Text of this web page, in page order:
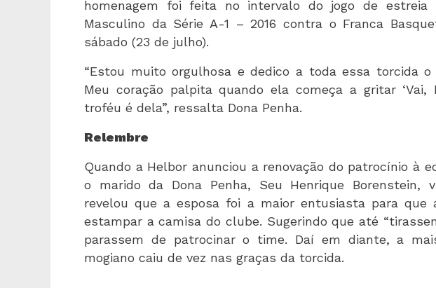
homenagem foi feita no intervalo do jogo de estreia
Masculino da Série A-1 – 2016 contra o Franca
sábado (23 de julho).
“Estou muito orgulhosa e dedico a toda essa torcida
Meu coração palpita quando ela começa a gritar ‘Vai,
troféu é dela”, ressalta Dona Penha.
Relembre
Quando a Helbor anunciou a renovação do patrocínio à
o marido da Dona Penha, Seu Henrique Borenstein,
revelou que a esposa foi a maior entusiasta para que
estampar a camisa do clube. Sugerindo que até
parassem de patrocinar o time. Daí em diante, a
mogiano caiu de vez nas graças da torcida.